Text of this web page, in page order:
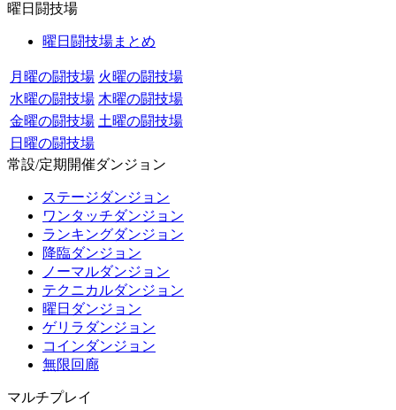
曜日闘技場
曜日闘技場まとめ
月曜の闘技場 火曜の闘技場
水曜の闘技場 木曜の闘技場
金曜の闘技場 土曜の闘技場
日曜の闘技場
常設/定期開催ダンジョン
ステージダンジョン
ワンタッチダンジョン
ランキングダンジョン
降臨ダンジョン
ノーマルダンジョン
テクニカルダンジョン
曜日ダンジョン
ゲリラダンジョン
コインダンジョン
無限回廊
マルチプレイ